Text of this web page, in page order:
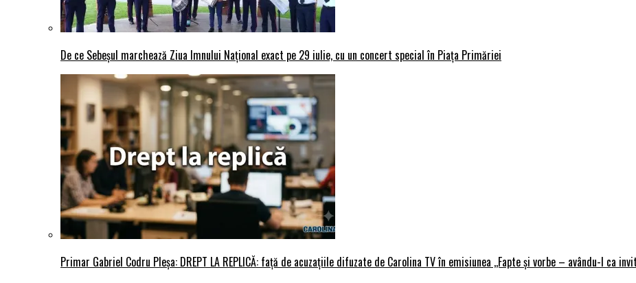
De ce Sebeșul marchează Ziua Imnului Național exact pe 29 iulie, cu un concert special în Piața Primăriei
Primar Gabriel Codru Pleșa: DREPT LA REPLICĂ: față de acuzațiile difuzate de Carolina TV în emisiunea ,,Fapte și vorbe – avându-l ca